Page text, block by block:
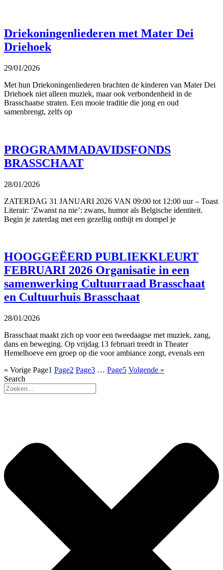
Driekoningenliederen met Mater Dei
Driehoek
29/01/2026
Met hun Driekoningenliederen brachten de kinderen van Mater Dei
Driehoek niet alleen muziek, maar ook verbondenheid in de
Brasschaatse straten. Een mooie traditie die jong en oud
samenbrengt, zelfs op
PROGRAMMADAVIDSFONDS
BRASSCHAAT
28/01/2026
ZATERDAG 31 JANUARI 2026 VAN 09:00 tot 12:00 uur – Toast
Literair: ‘Zwanst na nie’: zwans, humor als Belgische identiteit.
Begin je zaterdag met een gezellig ontbijt en dompel je
HOOGGEËERD PUBLIEKKLEURT
FEBRUARI 2026 Organisatie in een
samenwerking Cultuurraad Brasschaat
en Cultuurhuis Brasschaat
28/01/2026
Brasschaat maakt zich op voor een tweedaagse met muziek, zang,
dans en beweging. Op vrijdag 13 februari treedt in Theater
Hemelhoeve een groep op die voor ambiance zorgt, evenals een
« Vorige Page1 Page2 Page3 … Page5 Volgende »
Search